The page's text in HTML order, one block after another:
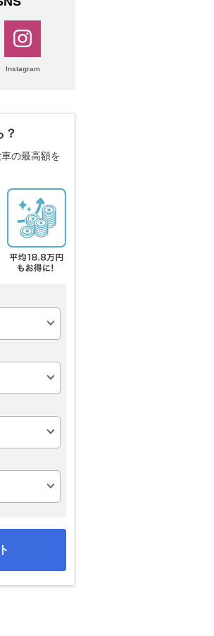
Instagram
？
の最高額を